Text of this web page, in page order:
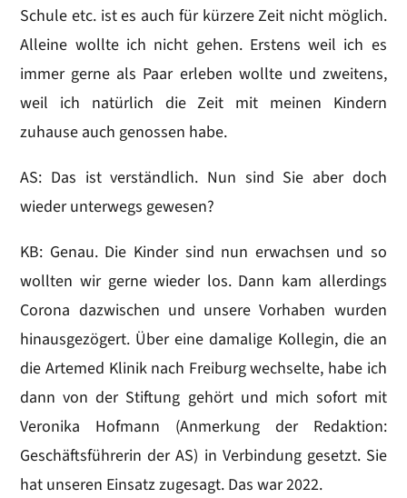
Schule etc. ist es auch für kürzere Zeit nicht möglich.
Alleine wollte ich nicht gehen. Erstens weil ich es
immer gerne als Paar erleben wollte und zweitens,
weil ich natürlich die Zeit mit meinen Kindern
zuhause auch genossen habe.
AS: Das ist verständlich. Nun sind Sie aber doch
wieder unterwegs gewesen?
KB: Genau. Die Kinder sind nun erwachsen und so
wollten wir gerne wieder los. Dann kam allerdings
Corona dazwischen und unsere Vorhaben wurden
hinausgezögert. Über eine damalige Kollegin, die an
die Artemed Klinik nach Freiburg wechselte, habe ich
dann von der Stiftung gehört und mich sofort mit
Veronika Hofmann (Anmerkung der Redaktion:
Geschäftsführerin der AS) in Verbindung gesetzt. Sie
hat unseren Einsatz zugesagt. Das war 2022.